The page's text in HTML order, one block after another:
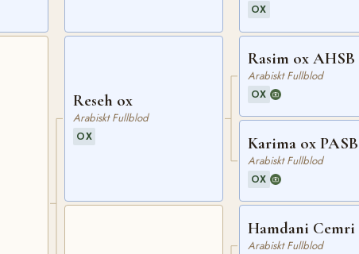
Reseh ox
Arabiskt Fullblod
OX
OX
Rasim ox AHSB
Arabiskt Fullblod
OX
Karima ox
Arabiskt Fullblod
OX
Hamdani Cemri
Arabiskt Fullblod